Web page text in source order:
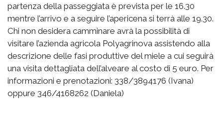
partenza della passeggiata è prevista per le 16.30
mentre l’arrivo e a seguire l’apericena si terrà alle 19.30.
Chi non desidera camminare avrà la possibilità di
visitare l’azienda agricola Polyagrinova assistendo alla
descrizione delle fasi produttive del miele a cui seguirà
una visita dettagliata dell’alveare al costo di 5 euro. Per
informazioni e prenotazioni: 338/3894176 (Ivana)
oppure 346/4168262 (Daniela)